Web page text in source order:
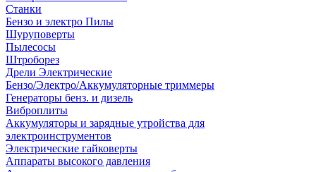
Станки
Бензо и электро Пилы
Шуруповерты
Пылесосы
Штроборез
Дрели Электрические
Бензо/Электро/Аккумуляторные триммеры
Генераторы бенз. и дизель
Виброплиты
Аккумуляторы и зарядные утройства для
электроинструментов
Электрические гайковерты
Аппараты высокого давления